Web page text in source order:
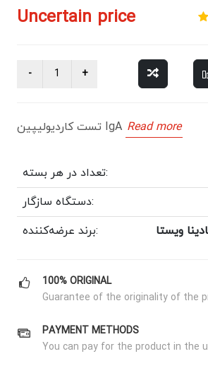
Uncertain price
تست کاردیولیپین IgA Read more
تعداد در هر بسته:
دستگاه سازگار:
برند عرضه‌کننده:
ویستا
100% ORIGINAL
Guarantee of the originality of the
PAYMENT METHODS
You can pay for the product in the